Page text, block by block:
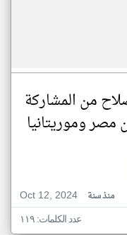
من المشاركة
مصر وموريتانيا
Oct 12, 2024
منذ سنة
عدد الكلمات: ١١٩